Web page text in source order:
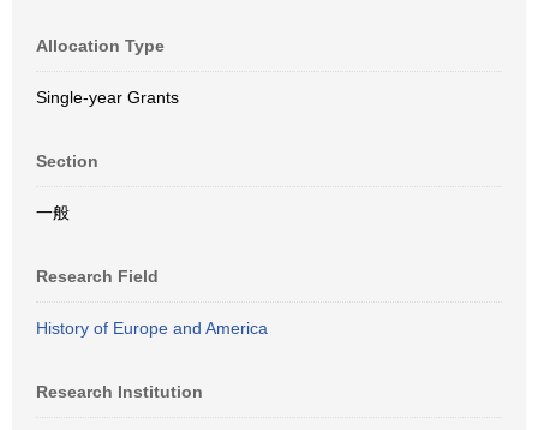
Allocation Type
Single-year Grants
Section
一般
Research Field
History of Europe and America
Research Institution